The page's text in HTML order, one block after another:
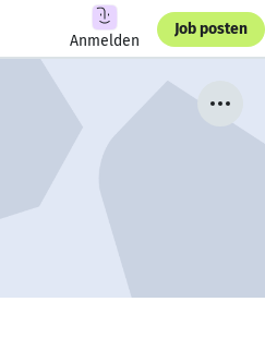
Anmelden
Job posten